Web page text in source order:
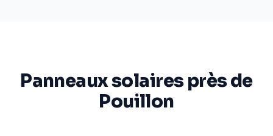
Panneaux solaires près de
Pouillon